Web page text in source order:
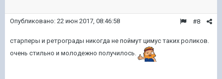
#8
Опубликовано: 22 июн 2017, 08:46:58
старперы и ретрограды никогда не поймут цимус таких роликов.
очень стильно и молодежно получилось.